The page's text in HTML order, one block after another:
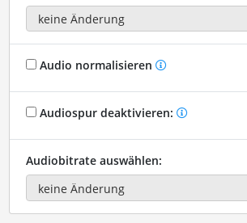
Audio normalisieren
Audiospur deaktivieren:
Audiobitrate auswählen: